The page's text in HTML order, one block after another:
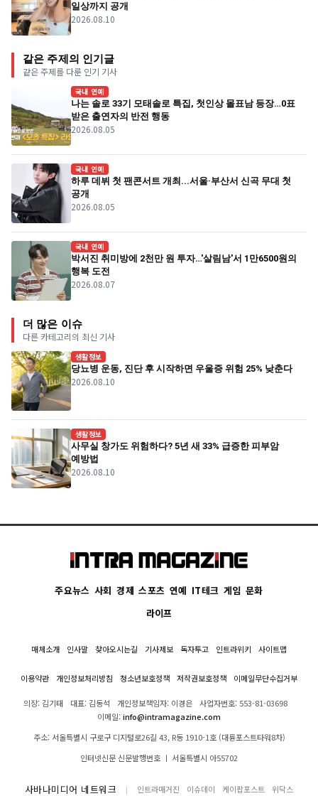
일상까지 공개
2026.08.10
같은 주제의 인기글
같은 주제를 다룬 인기 기사
국내 연예
나는 솔로 33기 모태솔로 특집, 첫인상 몰표남 등장…0표
받은 출연자의 반전 행동
2026.08.05
국내 연예
하루 데뷔 첫 팬콘서트 개최...서울·부산서 신곡 무대 첫
공개
2026.08.05
국내 연예
박서진 취미방에 2천만 원 투자…'살림남'서 1만6500원의
행복 도전
2026.08.07
더 많은 이슈
다른 카테고리의 최신 기사
생활정보
당뇨병 운동, 진단 후 시작하면 우울증 위험 25% 낮춘다
2026.08.10
생활정보
사무실 창가도 위험하다? 5년 새 33% 급증한 피부암
예방법
2026.08.10
주요뉴스 사회 경제 스포츠 연예 IT테크 게임 문화
라이프
매체소개 인사말 찾아오시는길 기사제보 독자투고 인트라위키 사이트맵
이용약관 개인정보처리방침 청소년보호정책 저작권보호정책 이메일무단수집거부
의장: 김기태 대표: 김동석 개인정보책임자: 이경은
사업자번호: 553-81-03698
이메일:info@intramagazine.com
주소: 서울특별시 구로구 디지털로26길 43, R동 1910-1호 (대륭포스트타워8차)
인터넷신문 신문발행번호 ㅣ 서울특별시 아55702
사바나미디어 네트워크 인트라매거진 이슈데이 케이팝포스트 위닥스